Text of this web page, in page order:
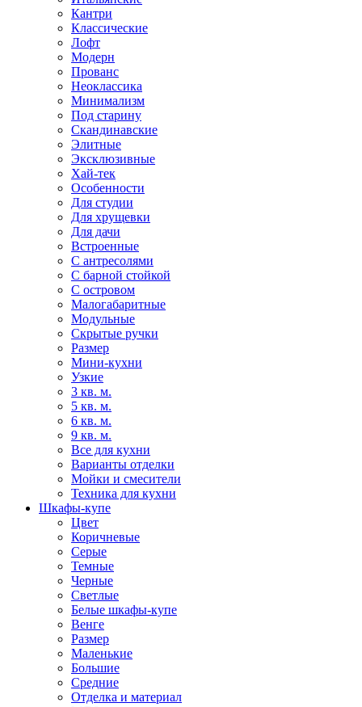
Кантри
Классические
Лофт
Модерн
Прованс
Неоклассика
Минимализм
Под старину
Скандинавские
Элитные
Эксклюзивные
Хай-тек
Особенности
Для студии
Для хрущевки
Для дачи
Встроенные
С антресолями
С барной стойкой
С островом
Малогабаритные
Модульные
Скрытые ручки
Размер
Мини-кухни
Узкие
3 кв. м.
5 кв. м.
6 кв. м.
9 кв. м.
Все для кухни
Варианты отделки
Мойки и смесители
Техника для кухни
Шкафы-купе
Цвет
Коричневые
Серые
Темные
Черные
Светлые
Белые шкафы-купе
Венге
Размер
Маленькие
Большие
Средние
Отделка и материал